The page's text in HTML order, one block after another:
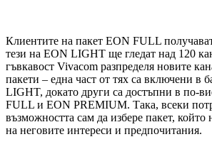
Клиентите на пакет EON FULL
тези на EON LIGHT ще гледат над 120
гъвкавост Vivacom разпределя новите
пакети – една част от тях са включени в
LIGHT, докато други са достъпни в по-
FULL и EON PREMIUM. Така, всеки
възможността сам да избере пакет, който
на неговите интереси и предпочитания.